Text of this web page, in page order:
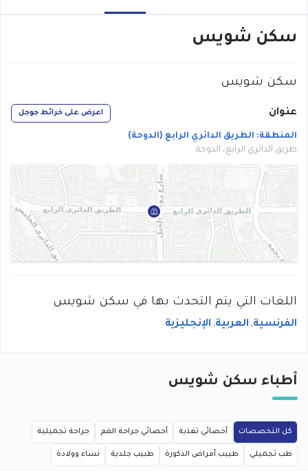
سكن شويس
سكن شويس
عنوان اعرض على خرائط جوجل
المنطقة: الطريق الدائري الرابع (الدوحة)
طريق الدائري الرابع، الدوحة
اللغات التي يتم التحدث بها في سكن شويس
الفرنسية, العربية, الإنجليزية
أطباء سكن شويس
كل التخصصات أخصائي تغذية أخصائي جراحة الفم جراحة تجميلية
طب تجميلي طبيب أمراض الذكورة طبيب جلدية نساء وولادة